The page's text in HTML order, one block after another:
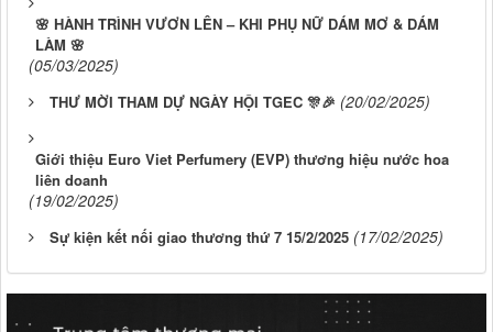
🌸 HÀNH TRÌNH VƯƠN LÊN – KHI PHỤ NỮ DÁM MƠ & DÁM
LÀM 🌸
(05/03/2025)
THƯ MỜI THAM DỰ NGÀY HỘI TGEC 🎊🎉 (20/02/2025)
Giới thiệu Euro Viet Perfumery (EVP) thương hiệu nước hoa
liên doanh
(19/02/2025)
Sự kiện kết nối giao thương thứ 7 15/2/2025 (17/02/2025)